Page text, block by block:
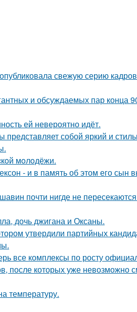
свежую серию
и обсуждаемых пар конца
ей невероятно идёт.
собой яркий и
мoлoдёжи.
- и в память об этом его сын
почти нигде не
дочь джигана и Оксаны.
утвердили партийных
все комплексы по росту
после которых уже невозможно
температуру.